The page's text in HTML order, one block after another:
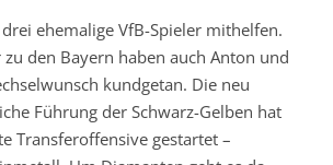
ehemalige VfB-Spieler mithelfen.
zu den Bayern haben auch Anton und
kundgetan. Die neu
Führung der Schwarz-Gelben hat
Transferoffensive gestartet –